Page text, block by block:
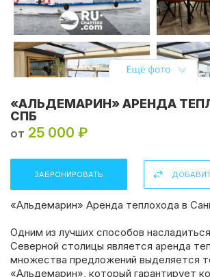
«АЛЬДЕМАРИН» АРЕНДА
СПБ
от 25 000 ₽
ЗАБРОНИРОВАТЬ
«Альдемарин» Аренда теплохода в
Одним из лучших способов
Северной столицы является аренда
множества предложений выделяется
«Альдемарин», который гарантирует